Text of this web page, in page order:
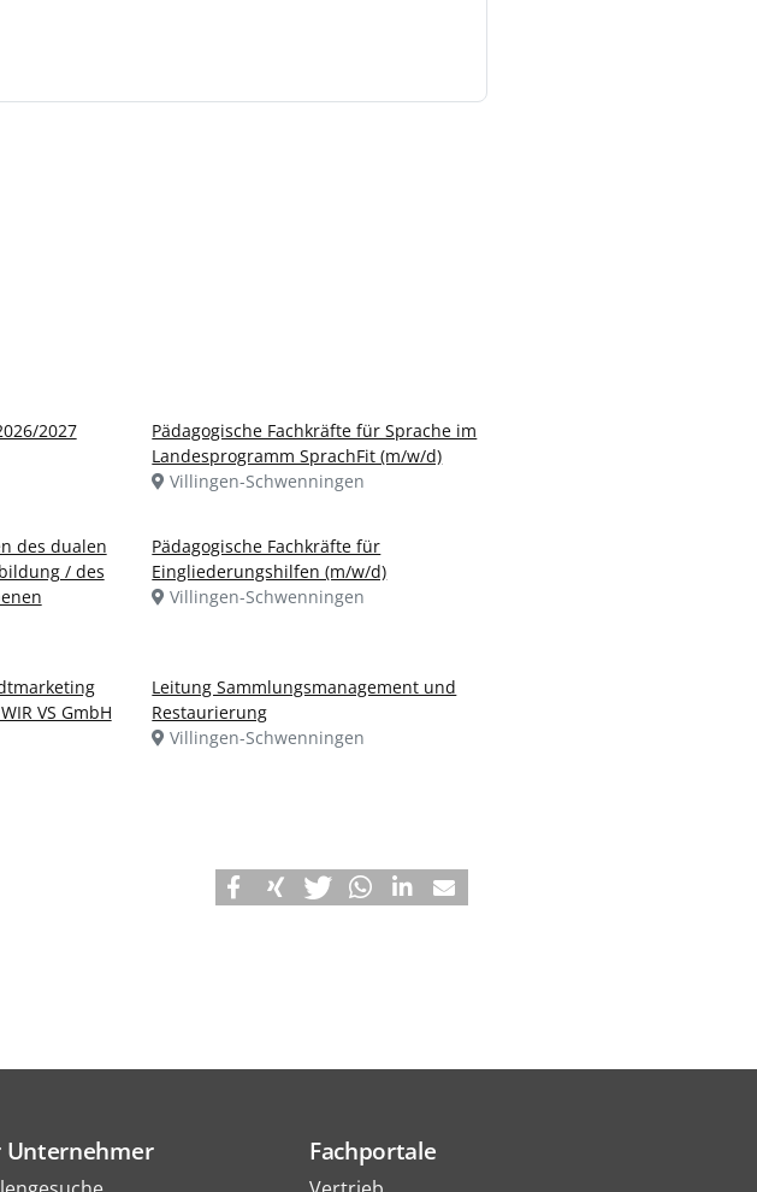
2027
Pädagogische Fachkräfte für Sprache im
Landesprogramm SprachFit (m/w/d)
Villingen-Schwenningen
des dualen
/ des
Pädagogische Fachkräfte für
Eingliederungshilfen (m/w/d)
Villingen-Schwenningen
VS GmbH
Leitung Sammlungsmanagement und
Restaurierung
Villingen-Schwenningen
Unternehmer Fachportale